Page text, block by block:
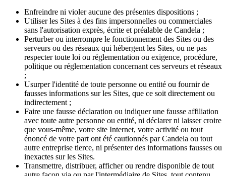
Enfreindre ni violer aucune des présentes dispositions ;
Utiliser les Sites à des fins impersonnelles ou commerciales
sans l'autorisation exprès, écrite et préalable de Candela ;
Perturber ou interrompre le fonctionnement des Sites ou des
serveurs ou des réseaux qui hébergent les Sites, ou ne pas
respecter toute loi ou réglementation ou exigence, procédure,
politique ou réglementation concernant ces serveurs et réseaux
;
Usurper l'identité de toute personne ou entité ou fournir de
fausses informations sur les Sites, que ce soit directement ou
indirectement ;
Faire une fausse déclaration ou indiquer une fausse affiliation
avec toute autre personne ou entité, ni déclarer ni laisser croire
que vous-même, votre site Internet, votre activité ou tout
énoncé de votre part ont été cautionnés par Candela ou tout
autre entreprise tierce, ni présenter des informations fausses ou
inexactes sur les Sites.
Transmettre, distribuer, afficher ou rendre disponible de tout